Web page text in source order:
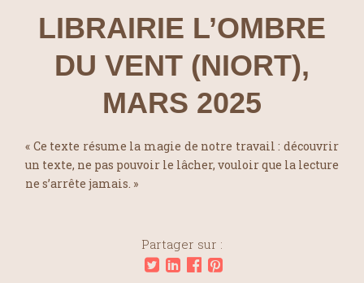
LIBRAIRIE L’OMBRE
DU VENT (NIORT),
MARS 2025
« Ce texte résume la magie de notre travail : découvrir
un texte, ne pas pouvoir le lâcher, vouloir que la lecture
ne s’arrête jamais. »
Partager sur :